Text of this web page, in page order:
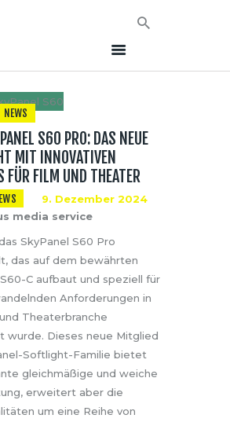
NEWS
S60 PRO: DAS NEUE
MIT INNOVATIVEN
FÜR FILM UND THEATER
9. Dezember 2024
media service
SkyPanel S60 Pro
das auf dem bewährten
C aufbaut und speziell für
Anforderungen in
Theaterbranche
wurde. Dieses neue Mitglied
Softlight-Familie bietet
gleichmäßige und weiche
erweitert aber die
um eine Reihe von